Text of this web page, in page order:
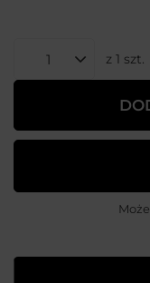
z 1 szt.